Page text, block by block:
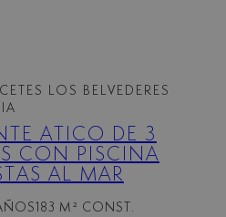
LOS BELVEDERES
ÁTICO DE 3
CON PISCINA
AL MAR
183 M² CONST.